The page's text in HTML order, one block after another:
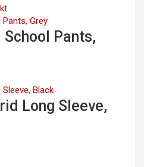
Pants,
Long Sleeve,